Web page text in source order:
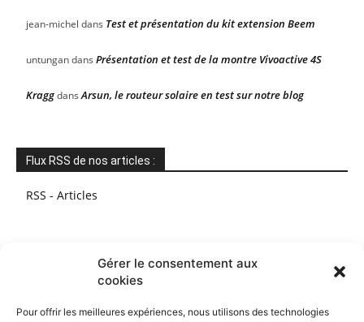
Gérer le consentement aux
cookies
Pour offrir les meilleures expériences, nous utilisons des technologies
jean-michel dans Test et présentation du kit extension Beem
untungandans Présentation et test de la montre Vivoactive 4S
KraggdansArsun, le routeur solaire en test sur notre blog
Flux RSS de nos articles :
RSS - Articles